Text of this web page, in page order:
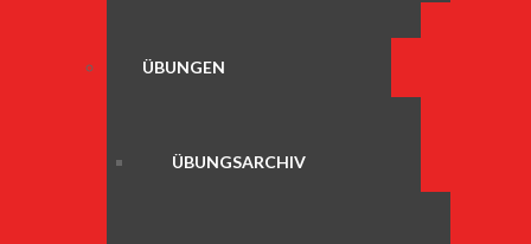
ÜBUNGEN
ÜBUNGSARCHIV